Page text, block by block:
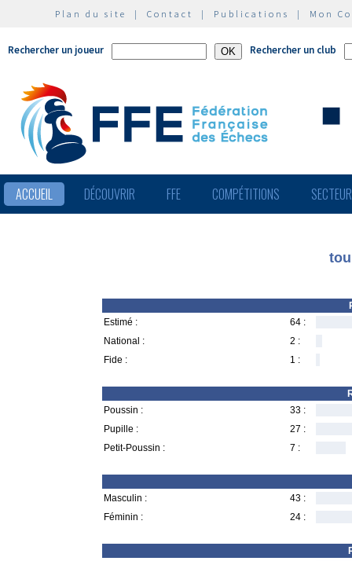
Plan du site | Contact | Publications | Mon
Rechercher un joueur Rechercher un club
ACCUEIL DÉCOUVRIR FFE COMPÉTITIONS
Estimé :
64 :
National :
2 :
Fide :
1 :
Poussin :
33 :
Pupille :
27 :
Petit-Poussin :
7 :
Masculin :
43 :
Féminin :
24 :